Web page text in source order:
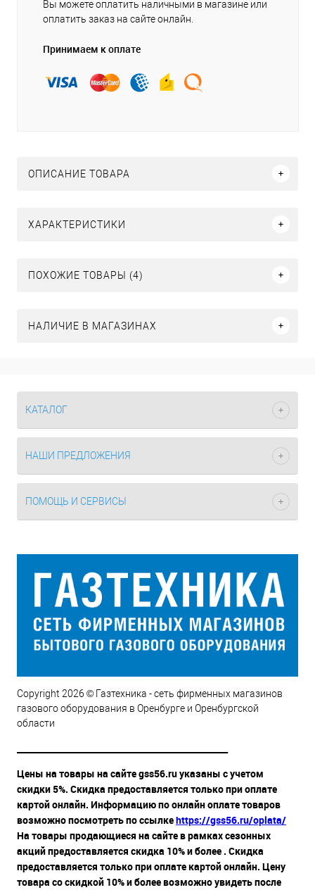
Вы можете оплатить наличными в магазине или
оплатить заказ на сайте онлайн.
Принимаем к оплате
ОПИСАНИЕ ТОВАРА
ХАРАКТЕРИСТИКИ
ПОХОЖИЕ ТОВАРЫ (4)
НАЛИЧИЕ В МАГАЗИНАХ
КАТАЛОГ
НАШИ ПРЕДЛОЖЕНИЯ
ПОМОЩЬ И СЕРВИСЫ
Copyright 2026 © Газтехника - сеть фирменных магазинов
газового оборудования в Оренбурге и Оренбургской
области
Цены на товары на сайте gss56.ru указаны с учетом
скидки 5%. Скидка предоставляется только при оплате
картой онлайн. Информацию по онлайн оплате товаров
возможно посмотреть по ссылкеhttps://gss56.ru/oplata/
На товары продающиеся на сайте в рамках сезонных
акций предоставляется скидка 10% и более . Скидка
предоставляется только при оплате картой онлайн. Цену
товара со скидкой 10% и более возможно увидеть после